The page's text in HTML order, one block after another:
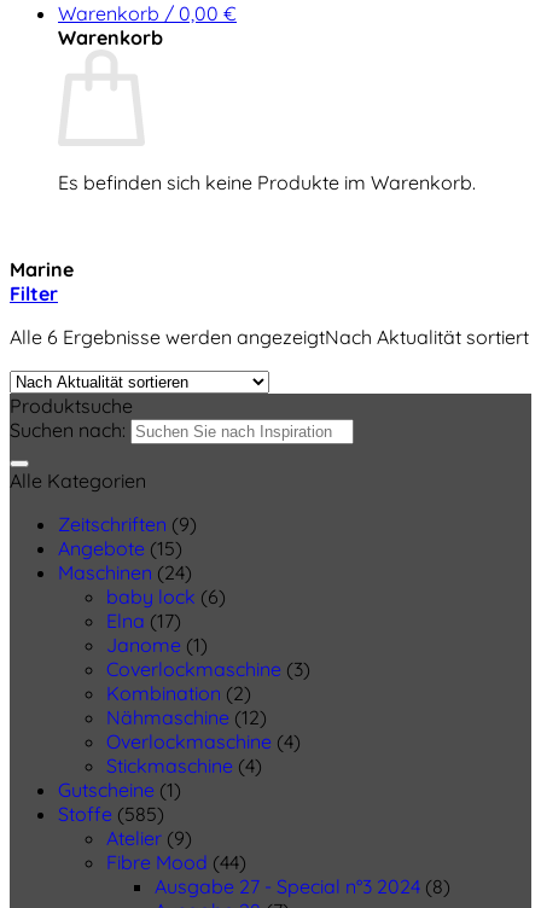
Warenkorb / 0,00 €
Warenkorb
Es befinden sich keine Produkte im Warenkorb.
Marine
Filter
Alle 6 Ergebnisse werden angezeigtNach Aktualität sortiert
Produktsuche
Suchen nach:
Alle Kategorien
Zeitschriften (9)
Angebote (15)
Maschinen (24)
baby lock (6)
Elna (17)
Janome (1)
Coverlockmaschine (3)
Kombination (2)
Nähmaschine (12)
Overlockmaschine (4)
Stickmaschine (4)
Gutscheine (1)
Stoffe (585)
Atelier (9)
Fibre Mood (44)
Ausgabe 27 - Special n°3 2024 (8)